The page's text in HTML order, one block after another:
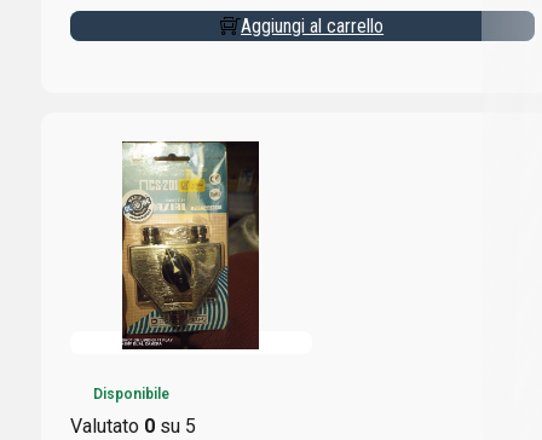
Aggiungi al carrello
Disponibile
Valutato 0su 5